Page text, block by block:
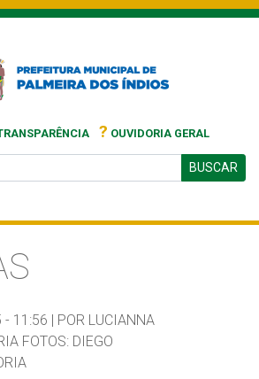
? OUVIDORIA GERAL
BUSCAR
- 11:56 | POR LUCIANNA
FOTOS: DIEGO